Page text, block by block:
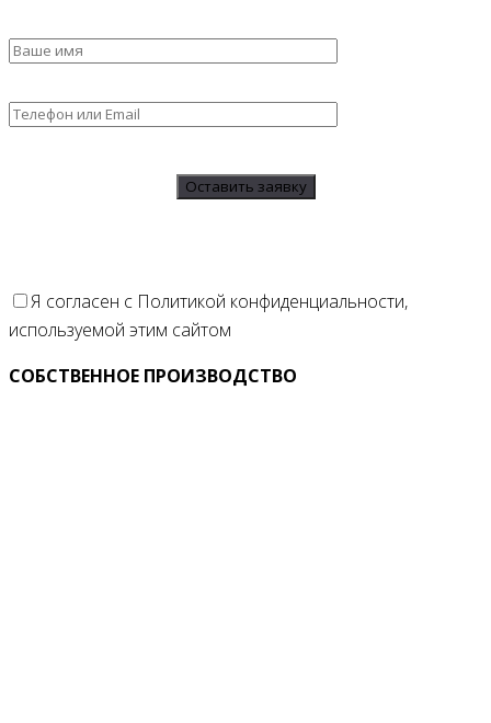
Я согласен с Политикой конфиденциальности,
используемой этим сайтом
СОБСТВЕННОЕ ПРОИЗВОДСТВО